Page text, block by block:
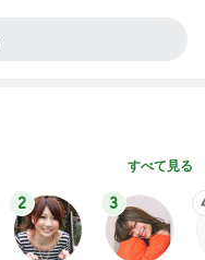
すべて見る
2 3